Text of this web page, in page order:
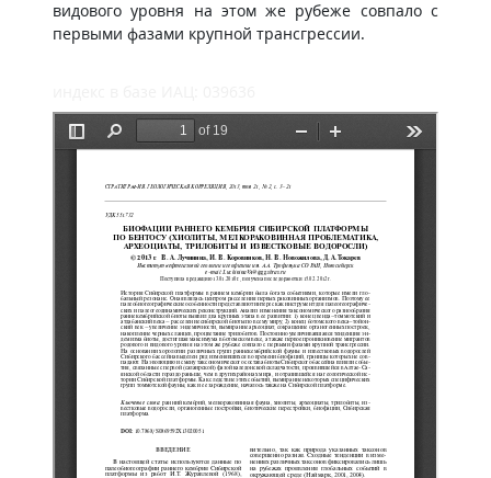
видового уровня на этом же рубеже совпало с
первыми фазами крупной трансгрессии.